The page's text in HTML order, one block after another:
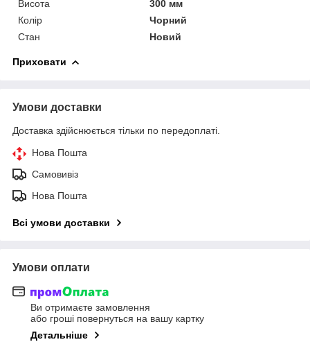
Висота
300 мм
Колір
Чорний
Стан
Новий
Приховати
Умови доставки
Доставка здійснюється тільки по передоплаті.
Нова Пошта
Самовивіз
Нова Пошта
Всі умови доставки
Умови оплати
Ви отримаєте замовлення
або гроші повернуться на вашу картку
Детальніше